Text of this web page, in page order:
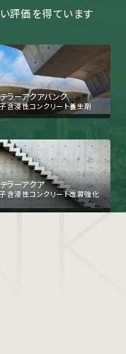
評価を得ています
ラーアクアバンク
含浸性コンクリート養生剤
ラーアクア
含浸性コンクリート改質強化